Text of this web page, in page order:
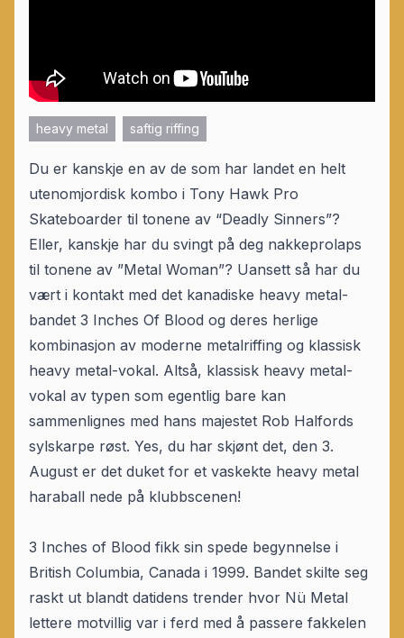
heavy metal saftig riffing
Du er kanskje en av de som har landet en helt
utenomjordisk kombo i Tony Hawk Pro
Skateboarder til tonene av “Deadly Sinners”?
Eller, kanskje har du svingt på deg nakkeprolaps
til tonene av ”Metal Woman”? Uansett så har du
vært i kontakt med det kanadiske heavy metal-
bandet 3 Inches Of Blood og deres herlige
kombinasjon av moderne metalriffing og klassisk
heavy metal-vokal. Altså, klassisk heavy metal-
vokal av typen som egentlig bare kan
sammenlignes med hans majestet Rob Halfords
sylskarpe røst. Yes, du har skjønt det, den 3.
August er det duket for et vaskekte heavy metal
haraball nede på klubbscenen!
3 Inches of Blood fikk sin spede begynnelse i
British Columbia, Canada i 1999. Bandet skilte seg
raskt ut blandt datidens trender hvor Nü Metal
lettere motvillig var i ferd med å passere fakkelen